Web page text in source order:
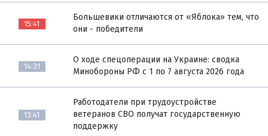
15:41
Большевики отличаются от «Яблока» тем, что
они - победители
14:31
О ходе спецоперации на Украине: сводка
Минобороны РФ с 1 по 7 августа 2026 года
13:41
Работодатели при трудоустройстве
ветеранов СВО получат государственную
поддержку